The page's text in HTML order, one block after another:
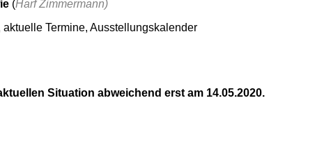
(Harf Zimmermann)
Termine, Ausstellungskalender
Situation abweichend erst am 14.05.2020.